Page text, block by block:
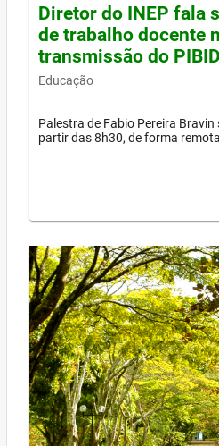
Diretor do INEP fala
de trabalho docente
transmissão do PIBID
Educação
Palestra de Fabio Pereira Bravin
partir das 8h30, de forma